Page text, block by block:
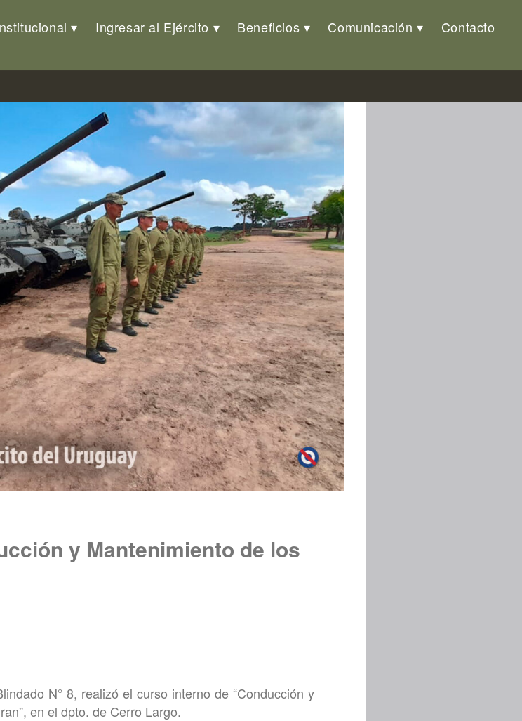
Ingresar al Ejército Beneficios Comunicación Contacto
y Mantenimiento de los
N° 8, realizó el curso interno de “Conducción y
en el dpto. de Cerro Largo.